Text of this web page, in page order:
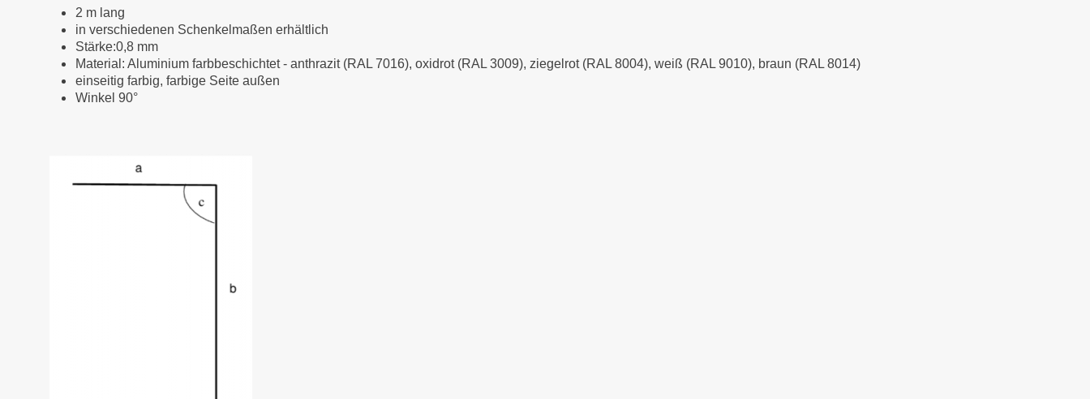
2 m lang
in verschiedenen Schenkelmaßen erhältlich
Stärke:0,8 mm
Material: Aluminium farbbeschichtet- anthrazit (RAL 7016), oxidrot (RAL 3009), ziegelrot (RAL 8004), weiß (RAL 9010), braun (RAL 8014)
einseitig farbig, farbige Seite außen
Winkel 90°